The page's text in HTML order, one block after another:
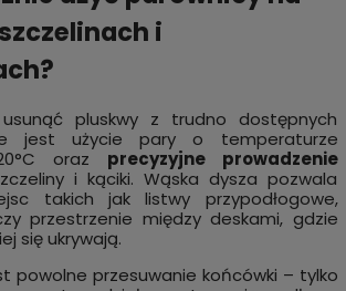
i
pluskwy z trudno dostępnych
jest użycie pary o temperaturze
oraz precyzyjne prowadzenie
i kąciki. Wąska dysza pozwala
takich jak listwy przypodłogowe,
przestrzenie między deskami, gdzie
się ukrywają.
powolne przesuwanie końcówki – tylko